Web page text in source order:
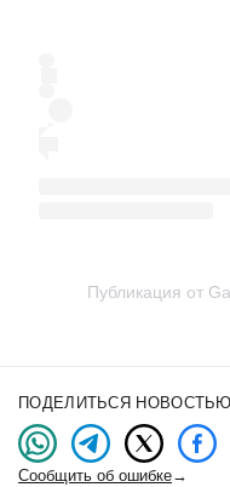
Публикация от
ПОДЕЛИТЬСЯ НОВОСТЬЮ
Сообщить об ошибке→